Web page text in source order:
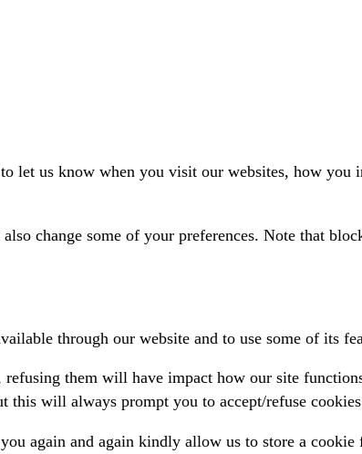
let us know when you visit our websites, how
change some of your preferences. Note that
through our website and to use some of its
them will have impact how our site
will always prompt you to accept/refuse
again and again kindly allow us to store a